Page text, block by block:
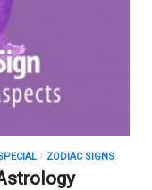
/ ZODIAC SIGNS